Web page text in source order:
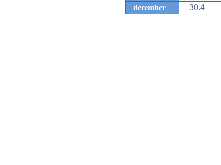
december
30.4